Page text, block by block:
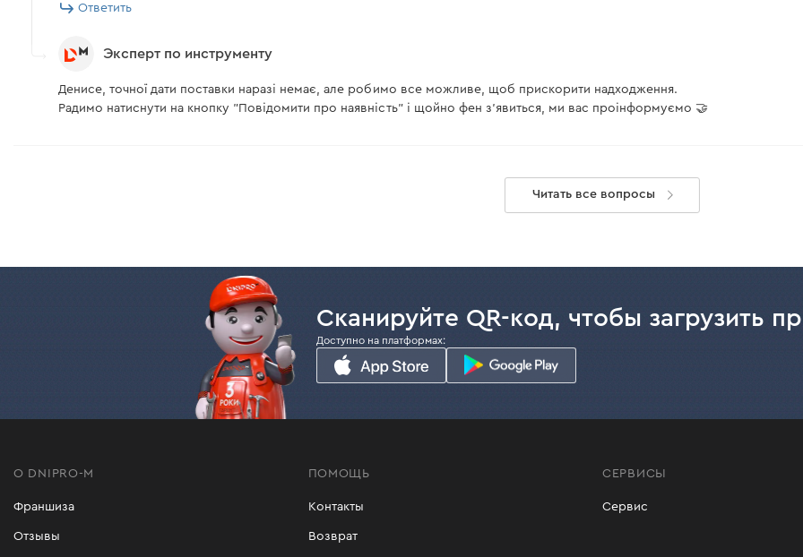
Ответить
Эксперт по инструменту
Денисе, точної дати поставки наразі немає, але робимо все можливе, щоб прискорити надходження.
Радимо натиснути на кнопку "Повідомити про наявність" і щойно фен з'явиться, ми вас проінформуємо 🤝
Читать все вопросы
Сканируйте QR-код, чтобы загрузить
Доступно на платформах:
О DNIPRO-M
Франшиза
Отзывы
ПОМОЩЬ
Контакты
Возврат
СЕРВИСЫ
Сервис